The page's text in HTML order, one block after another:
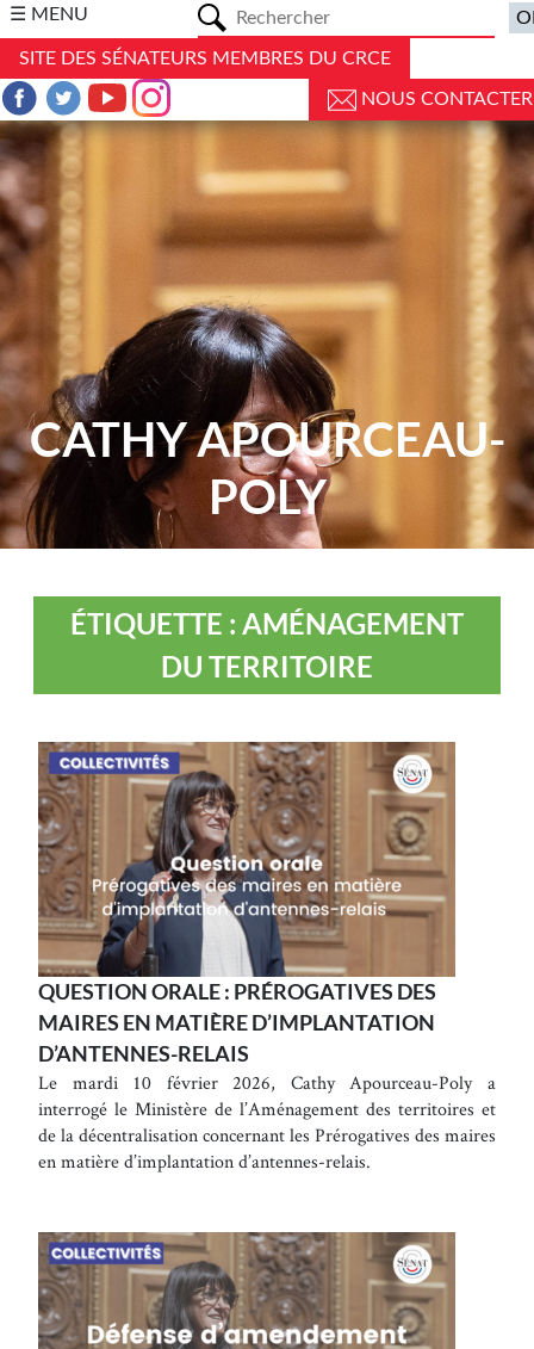
☰ MENU
SITE DES SÉNATEURS MEMBRES DU CRCE
NOUS CONTACTER
CATHY APOURCEAU-
POLY
ÉTIQUETTE : AMÉNAGEMENT
DU TERRITOIRE
QUESTION ORALE : PRÉROGATIVES DES
MAIRES EN MATIÈRE D’IMPLANTATION
D’ANTENNES-RELAIS
Le mardi 10 février 2026, Cathy Apourceau-Poly a
interrogé le Ministère de l’Aménagement des territoires et
de la décentralisation concernant les Prérogatives des maires
en matière d’implantation d’antennes-relais.